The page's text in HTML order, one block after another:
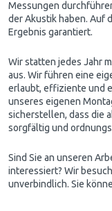
Messungen
der Akustik haben. Auf
Ergebnis garantiert.
Wir statten jedes Jahr
aus. Wir führen eine
erlaubt, effiziente und
unseres eigenen
sicherstellen, dass die
sorgfältig und
Sind Sie an unseren
interessiert? Wir
unverbindlich. Sie